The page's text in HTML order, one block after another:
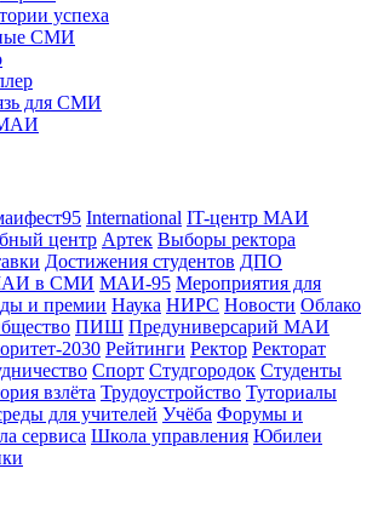
успеха
СМИ
для СМИ
International IT-центр МАИ
центр Артек Выборы ректора
Достижения студентов ДПО
в СМИ МАИ-95 Мероприятия для
и премии Наука НИРС Новости Облако
ПИШ Предуниверсарий МАИ
2030 Рейтинги Ректор Ректорат
Спорт Студгородок Студенты
взлёта Трудоустройство Туториалы
для учителей Учёба Форумы и
сервиса Школа управления Юбилеи